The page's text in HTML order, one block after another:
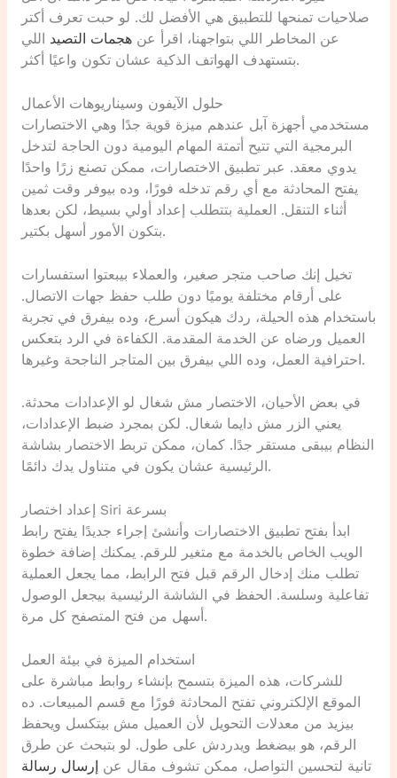
صلاحيات تمنحها للتطبيق هي الأفضل لك. لو حبت تعرف أكتر
عن المخاطر اللي بتواجهنا، اقرأ عنهجمات التصيد اللي
بتستهدف الهواتف الذكية عشان تكون واعيًا أكثر.
حلول الآيفون وسيناريوهات الأعمال
مستخدمي أجهزة آبل عندهم ميزة قوية جدًا وهي الاختصارات
البرمجية التي تتيح أتمتة المهام اليومية دون الحاجة لتدخل
يدوي معقد. عبر تطبيق الاختصارات، ممكن تصنع زرًا واحدًا
يفتح المحادثة مع أي رقم تدخله فورًا، وده بيوفر وقت ثمين
أثناء التنقل. العملية بتتطلب إعداد أولي بسيط، لكن بعدها
بتكون الأمور أسهل بكتير.
تخيل إنك صاحب متجر صغير، والعملاء بيبعتوا استفسارات
على أرقام مختلفة يوميًا دون طلب حفظ جهات الاتصال.
باستخدام هذه الحيلة، ردك هيكون أسرع، وده بيفرق في تجربة
العميل ورضاه عن الخدمة المقدمة. الكفاءة في الرد بتعكس
احترافية العمل، وده اللي بيفرق بين المتاجر الناجحة وغيرها.
في بعض الأحيان، الاختصار مش شغال لو الإعدادات محدثة.
يعني الزر مش دايما شغال. لكن بمجرد ضبط الإعدادات،
النظام بيبقى مستقر جدًا. كمان، ممكن تربط الاختصار بشاشة
الرئيسية عشان يكون في متناول يدك دائمًا.
إعداد اختصار Siri بسرعة
ابدأ بفتح تطبيق الاختصارات وأنشئ إجراء جديدًا يفتح رابط
الويب الخاص بالخدمة مع متغير للرقم. يمكنك إضافة خطوة
تطلب منك إدخال الرقم قبل فتح الرابط، مما يجعل العملية
تفاعلية وسلسة. الحفظ في الشاشة الرئيسية بيجعل الوصول
أسهل من فتح المتصفح كل مرة.
استخدام الميزة في بيئة العمل
للشركات، هذه الميزة بتسمح بإنشاء روابط مباشرة على
الموقع الإلكتروني تفتح المحادثة فورًا مع قسم المبيعات. ده
بيزيد من معدلات التحويل لأن العميل مش بيتكسل ويحفظ
الرقم، هو بيضغط ويدردش على طول. لو بتبحث عن طرق
تانية لتحسين التواصل، ممكن تشوف مقال عن
إرسال رسالة